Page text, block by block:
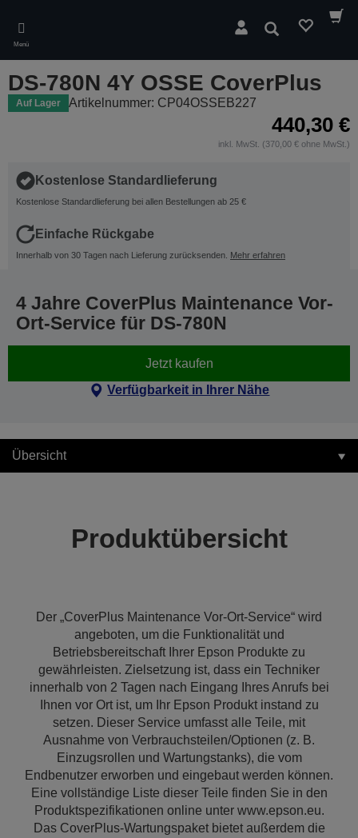
main
content
Menü
Suchen
DS-780N 4Y OSSE CoverPlus
Auf Lager Artikelnummer: CP04OSSEB227
440,30 €
inkl. MwSt. (370,00 € ohne MwSt.)
Kostenlose Standardlieferung
Kostenlose Standardlieferung bei allen Bestellungen ab 25 €
Einfache Rückgabe
Innerhalb von 30 Tagen nach Lieferung zurücksenden. Mehr erfahren
4 Jahre CoverPlus Maintenance Vor-
Ort-Service für DS-780N
Jetzt kaufen
Verfügbarkeit in Ihrer Nähe
Übersicht
Produktübersicht
Der „CoverPlus Maintenance Vor-Ort-Service“ wird
angeboten, um die Funktionalität und
Betriebsbereitschaft Ihrer Epson Produkte zu
gewährleisten. Zielsetzung ist, dass ein Techniker
innerhalb von 2 Tagen nach Eingang Ihres Anrufs bei
Ihnen vor Ort ist, um Ihr Epson Produkt instand zu
setzen. Dieser Service umfasst alle Teile, mit
Ausnahme von Verbrauchsteilen/Optionen (z. B.
Einzugsrollen und Wartungstanks), die vom
Endbenutzer erworben und eingebaut werden können.
Eine vollständige Liste dieser Teile finden Sie in den
Produktspezifikationen online unter www.epson.eu.
Das CoverPlus-Wartungspaket bietet außerdem die